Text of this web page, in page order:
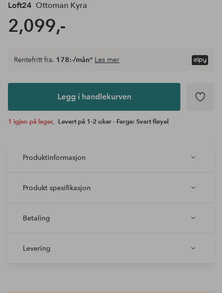
Loft24 Ottoman Kyra
2,099,-
Legg i
Rentefritt fra. 178:-/mån* Les mer
Legg i handlekurven
1 igjen på lager, Levert på 1-2 uker - Farge: Svart fløyel
Produktinformasjon
Produkt spesifikasjon
Betaling
Levering